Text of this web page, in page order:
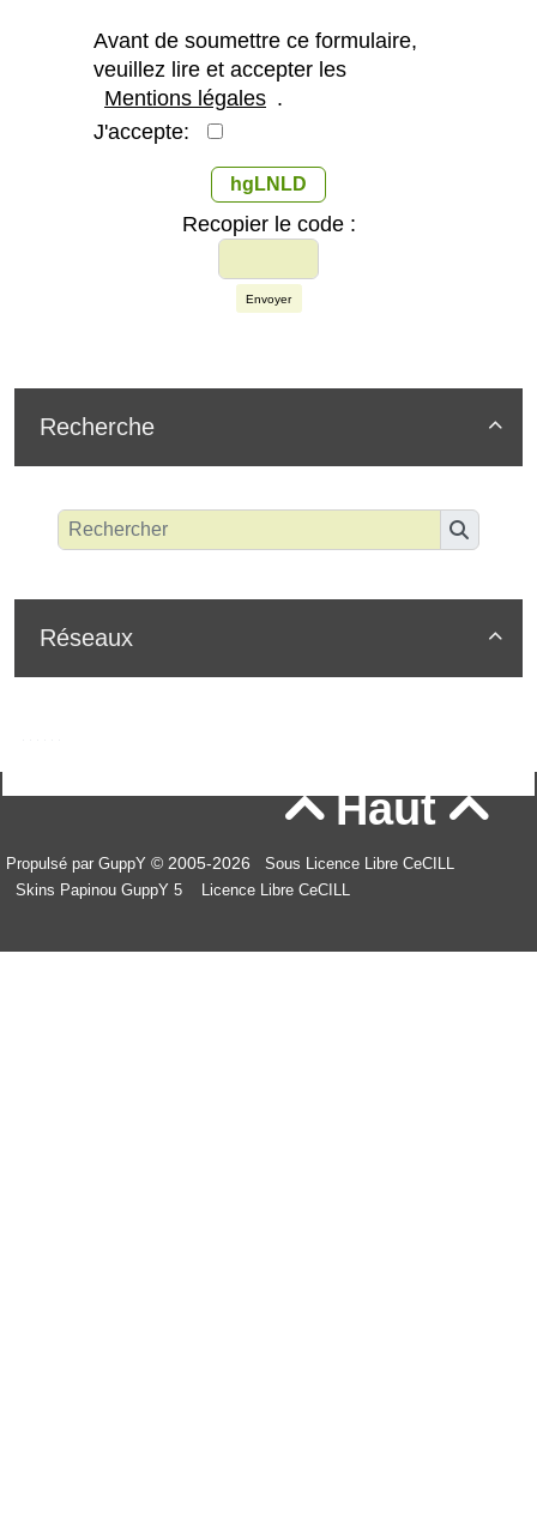
Avant de soumettre ce formulaire,
veuillez lire et accepter les
Mentions légales .
J'accepte:
hgLNLD
Recopier le code :
Envoyer

Recherche

Réseaux
Haut
Propulsé par GuppY © 2005-2026
Sous Licence Libre CeCILL
Skins Papinou GuppY 5
Licence Libre CeCILL